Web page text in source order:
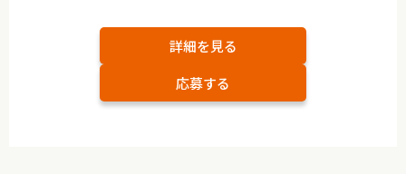
詳細を見る
応募する